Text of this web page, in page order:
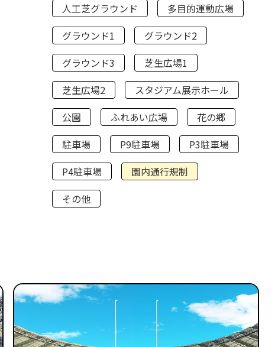
人工芝グラウンド
多目的運動広場
グラウンド1
グラウンド2
グラウンド3
芝生広場1
芝生広場2
スタジアム展示ホール
公園
ふれあい広場
花の郷
駐車場
P9駐車場
P3駐車場
P4駐車場
園内通行規制
その他